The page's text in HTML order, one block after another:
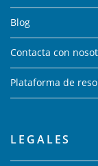
Blog
Contacta con
Plataforma de
LEGALES